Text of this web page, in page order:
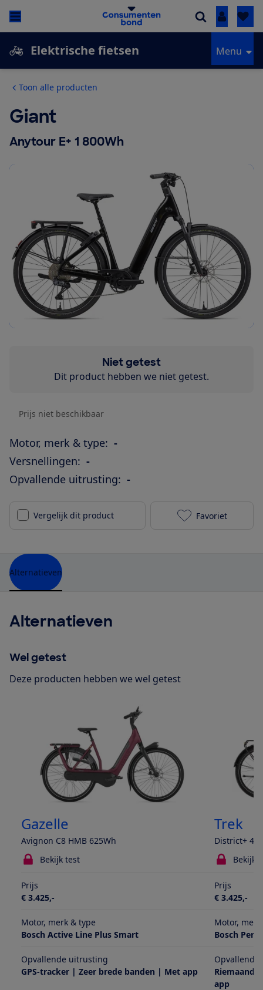
Inloggen
Elektrische fietsen Menu
Toon alle producten
Giant
Anytour E+ 1 800Wh
Niet getest
Dit product hebben we niet getest.
Prijs niet beschikbaar
Motor, merk & type: -
Versnellingen: -
Opvallende uitrusting: -
Vergelijk dit product Giant
Favoriet
Alternatieven
Alternatieven
Wel getest
Deze producten hebben we wel getest
Gazelle
Avignon C8 HMB 625Wh
Trek
District+ 4
Bekijk test
Bekijk
Prijs
€ 3.425,-
Prijs
€ 3.425,-
Motor, merk & type
Bosch Active Line Plus Smart
Motor,
Bosch
Opvallende uitrusting
GPS-tracker | Zeer brede banden | Met app
app